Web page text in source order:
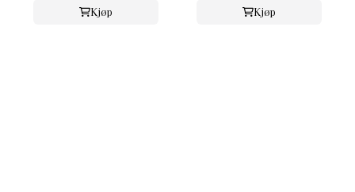
Kjøp Kjøp